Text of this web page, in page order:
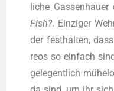
li­che
Fish?. Ein­zi­ger
der fest­hal­ten,
re­os so ein­fach
gele­gent­lich